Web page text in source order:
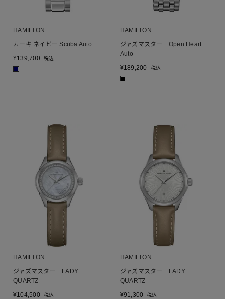
HAMILTON
カーキ ネイビー Scuba Auto
¥139,700 税込
HAMILTON
ジャズマスター Open Heart
Auto
¥189,200 税込
HAMILTON
ジャズマスター LADY
QUARTZ
¥104,500 税込
HAMILTON
ジャズマスター LADY
QUARTZ
¥91,300 税込